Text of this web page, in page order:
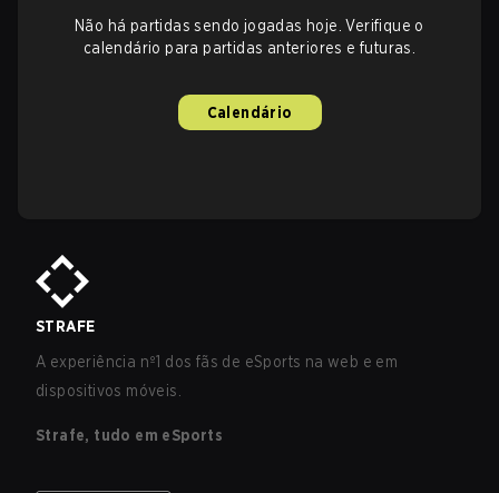
Não há partidas sendo jogadas hoje. Verifique o
calendário para partidas anteriores e futuras.
Calendário
STRAFE
A experiência nº1 dos fãs de eSports na web e em
dispositivos móveis.
Strafe, tudo em eSports